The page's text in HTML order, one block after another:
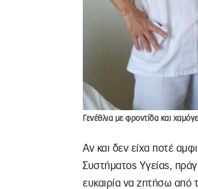
Γενέθλια με φροντίδα και
Αν και δεν είχα ποτέ
Συστήματος Υγείας,
ευκαιρία να ζητήσω από